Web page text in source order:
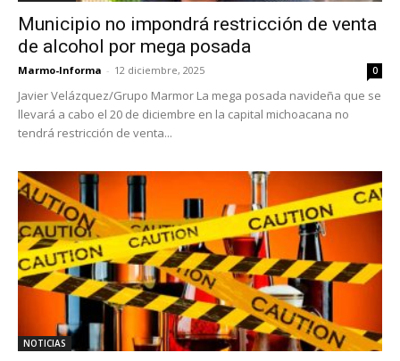
Municipio no impondrá restricción de venta
de alcohol por mega posada
Marmo-Informa - 12 diciembre, 2025 0
Javier Velázquez/Grupo Marmor La mega posada navideña que se
llevará a cabo el 20 de diciembre en la capital michoacana no
tendrá restricción de venta...
NOTICIAS